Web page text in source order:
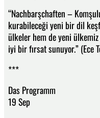
“Nachbarşchaften –
kurabileceği yeni bir dil
ülkeler hem de yeni
iyi bir fırsat sunuyor.” (Ece
***
Das Programm
19 Sep